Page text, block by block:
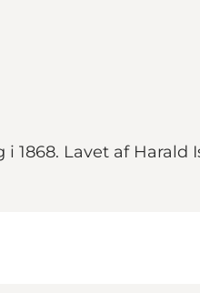
1868. Lavet af Harald